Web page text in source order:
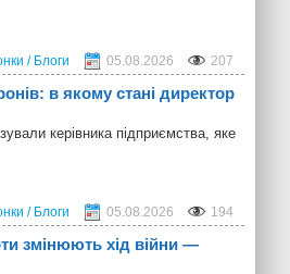
/ Блоги 05.08.2026 207
в якому стані директор
керівника підприємства, яке
/ Блоги 05.08.2026 194
змінюють хід війни —